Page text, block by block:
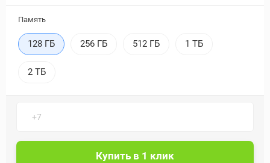
Память
128 ГБ 256 ГБ 512 ГБ 1 ТБ
2 ТБ